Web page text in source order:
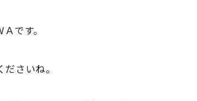
です。
さいね。